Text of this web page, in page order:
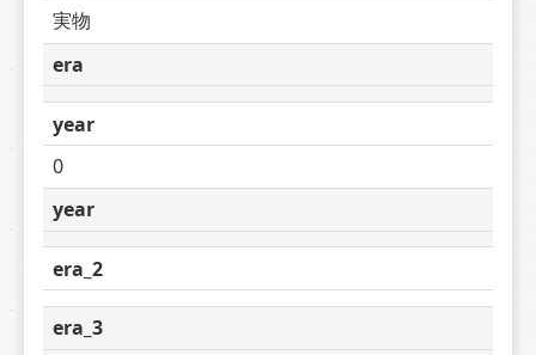
実物
era
year
0
year
era_2
era_3